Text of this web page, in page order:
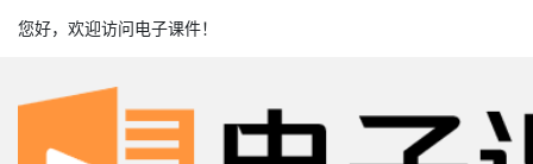
您好，欢迎访问电子课件！